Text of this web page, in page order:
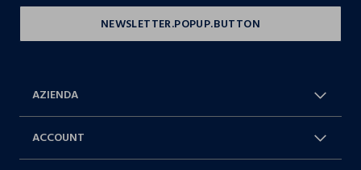
AZIENDA
ACCOUNT